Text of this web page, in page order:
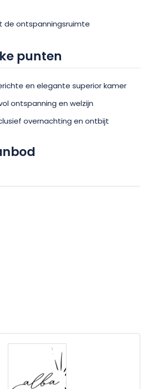
fitnessruimte, een sauna, een solarium,
restaurant. Naast een overnachting in
omvat het arrangement ook ontbijt en
opdoen in de Champagnestreek, tussen
een 100% ontspannende ervaring.
de ontspanningsruimte
punten
en elegante superior kamer
ontspanning en welzijn
overnachting en ontbijt